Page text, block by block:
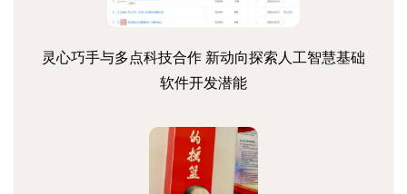
灵心巧手与多点科技合作 新动向探索人工智慧基础
软件开发潜能